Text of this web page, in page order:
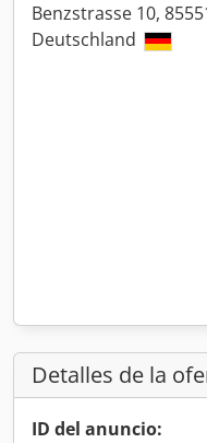
Benzstrasse 10,
Deutschland
Detalles de la
ID del anuncio: